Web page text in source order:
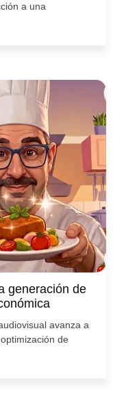
a una
generación de
avanza a
de